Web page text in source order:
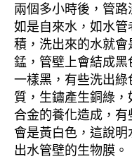
兩個多小時後，管
如是自來水，如水
積，洗出來的水就
錳，管壁上會結成
一樣黑，有些洗出
質，生鏽產生銅綠
合金的養化造成，
會是黃白色，這說
出水管壁的生物膜。